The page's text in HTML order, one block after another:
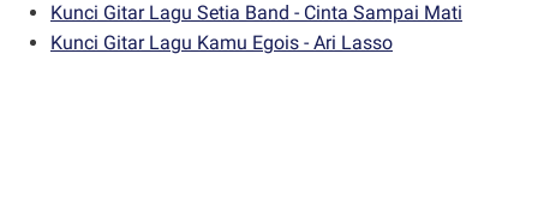
Kunci Gitar Lagu Setia Band - Cinta Sampai Mati
Kunci Gitar Lagu Kamu Egois - Ari Lasso